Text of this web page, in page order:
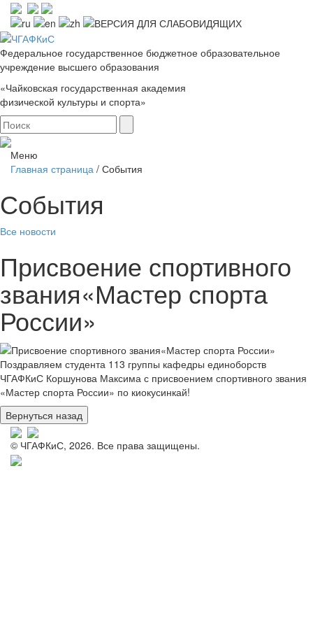
Федеральное государственное бюджетное образовательное
учреждение высшего образования
«Чайковская государственная академия
физической культуры и спорта»
Меню
Главная страница / События
События
Все новости
Присвоение спортивного
звания«Мастер спорта
России»
Поздравляем студента 113 группы кафедры единоборств
ЧГАФКиС Коршунова Максима с присвоением спортивного звания
«Мастер спорта России» по киокусинкай!
© ЧГАФКиС, 2026. Все права защищены.